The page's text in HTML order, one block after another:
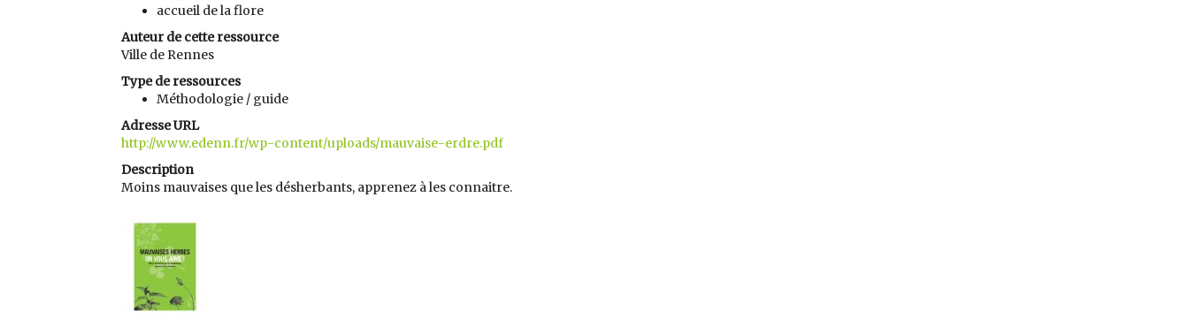
accueil de la flore
Auteur de cette ressource
Ville de Rennes
Type de ressources
Méthodologie / guide
Adresse URL
http://www.edenn.fr/wp-content/uploads/mauvaise-erdre.pdf
Description
Moins mauvaises que les désherbants, apprenez à les connaitre.